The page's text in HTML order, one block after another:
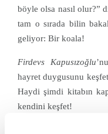
böyle olsa nasıl olur?”
tam o sırada bilin
geliyor: Bir koala!
Firdevs Kapusızoğlu
hayret duygusunu
Haydi şimdi kitabın
kendini keşfet!